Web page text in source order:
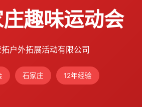
趣味运动会
户外拓展活动有限公司
石家庄 12年经验